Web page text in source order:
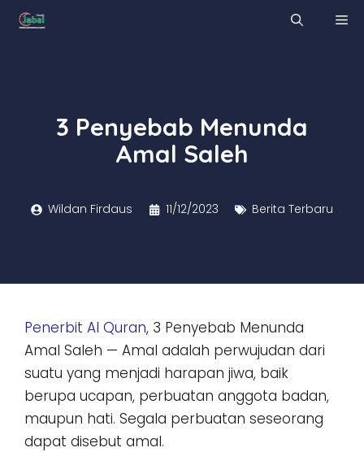
Skip
3 Penyebab Menunda
Amal Saleh
Wildan Firdaus 11/12/2023 Berita Terbaru
Penerbit Al Quran, 3 Penyebab Menunda
Amal Saleh — Amal adalah perwujudan dari
suatu yang menjadi harapan jiwa, baik
berupa ucapan, perbuatan anggota badan,
maupun hati. Segala perbuatan seseorang
dapat disebut amal.